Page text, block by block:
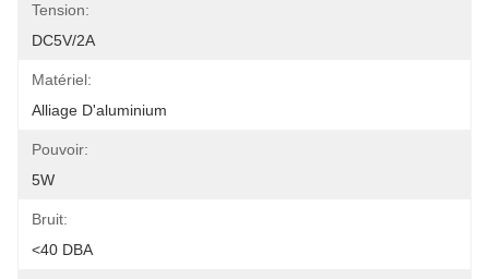
Tension:
DC5V/2A
Matériel:
Alliage D'aluminium
Pouvoir:
5W
Bruit:
<40 DBA